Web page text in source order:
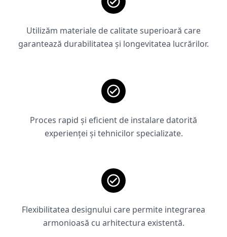
Utilizăm materiale de calitate superioară care
garantează durabilitatea și longevitatea lucrărilor.
Proces rapid și eficient de instalare datorită
experienței și tehnicilor specializate.
Flexibilitatea designului care permite integrarea
armonioasă cu arhitectura existentă.